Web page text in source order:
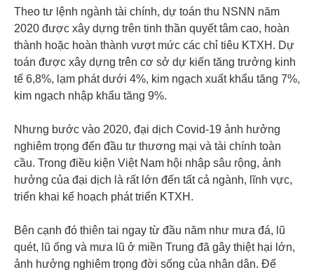
Theo tư lệnh ngành tài chính, dự toán thu NSNN năm
2020 được xây dựng trên tinh thần quyết tâm cao, hoàn
thành hoặc hoàn thành vượt mức các chỉ tiêu KTXH. Dự
toán được xây dựng trên cơ sở dự kiến tăng trưởng kinh
tế 6,8%, lạm phát dưới 4%, kim ngạch xuất khẩu tăng 7%,
kim ngạch nhập khẩu tăng 9%.
Nhưng bước vào 2020, đại dịch Covid-19 ảnh hưởng
nghiêm trọng đến đầu tư thương mại và tài chính toàn
cầu. Trong điều kiện Việt Nam hội nhập sâu rộng, ảnh
hưởng của đại dịch là rất lớn đến tất cả ngành, lĩnh vực,
triển khai kế hoạch phát triển KTXH.
Bên cạnh đó thiên tai ngay từ đầu năm như mưa đá, lũ
quét, lũ ống và mưa lũ ở miền Trung đã gây thiệt hại lớn,
ảnh hưởng nghiêm trọng đời sống của nhân dân. Để